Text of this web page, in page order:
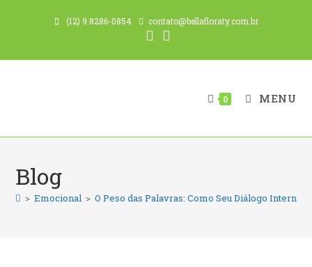
conteúdo
(12) 9.8286-0854 contato@bellafloraty.com.br
0 MENU
Blog
> Emocional > O Peso das Palavras: Como Seu Diálogo Interno